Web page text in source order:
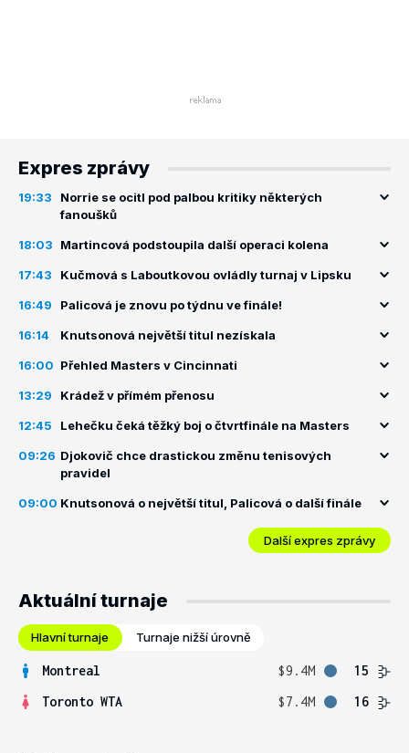
Expres zprávy
19:33
Norrie se ocitl pod palbou kritiky některých
fanoušků
18:03 Martincová podstoupila další operaci kolena
17:43 Kučmová s Laboutkovou ovládly turnaj v Lipsku
16:49 Palicová je znovu po týdnu ve finále!
16:14 Knutsonová největší titul nezískala
16:00 Přehled Masters v Cincinnati
13:29 Krádež v přímém přenosu
12:45 Lehečku čeká těžký boj o čtvrtfinále na Masters
09:26 Djokovič chce drastickou změnu tenisových
pravidel
09:00 Knutsonová o největší titul, Palicová o další finále
Další expres zprávy
Aktuální turnaje
Hlavní turnaje Turnaje nižší úrovně
Montreal $9.4M
15
Toronto WTA
$7.4M 16